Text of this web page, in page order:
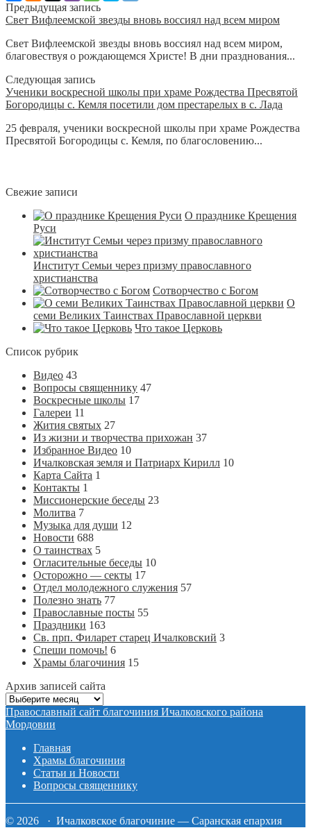
Предыдущая запись
Свет Вифлеемской звезды вновь воссиял над всем миром
Свет Вифлеемской звезды вновь воссиял над всем миром,
благовествуя о рождающемся Христе! В дни празднования...
Следующая запись
Ученики воскресной школы при храме Рождества Пресвятой
Богородицы с. Кемля посетили дом престарелых в с. Лада
25 февраля, ученики воскресной школы при храме Рождества
Пресвятой Богородицы с. Кемля, по благословению...
Свежие записи
О празднике Крещения
Руси
Институт Семьи через призму православного
христианства
Сотворчество с Богом
О
семи Великих Таинствах Православной церкви
Что такое Церковь
Список рубрик
Видео 43
Вопросы священнику 47
Воскресные школы 17
Галереи 11
Жития святых 27
Из жизни и творчества прихожан 37
Избранное Видео 10
Ичалковская земля и Патриарх Кирилл 10
Карта Сайта 1
Контакты 1
Миссионерские беседы 23
Молитва 7
Музыка для души 12
Новости 688
О таинствах 5
Огласительные беседы 10
Осторожно — секты 17
Отдел молодежного служения 57
Полезно знать 77
Православные посты 55
Праздники 163
Св. прп. Филарет старец Ичалковский 3
Спеши помочь! 6
Храмы благочиния 15
Архив записей сайта
Архив
записей
сайта
Православный сайт благочиния Ичалковского района
Мордовии
Главная
Храмы благочиния
Статьи и Новости
Вопросы священнику
© 2026 · Ичалковское благочиние — Саранская епархия